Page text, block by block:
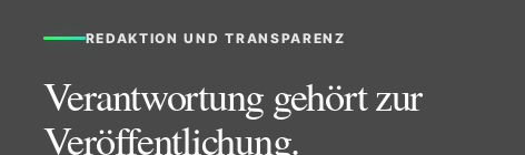
REDAKTION UND TRANSPARENZ
Verantwortung gehört zur
Veröffentlichung.